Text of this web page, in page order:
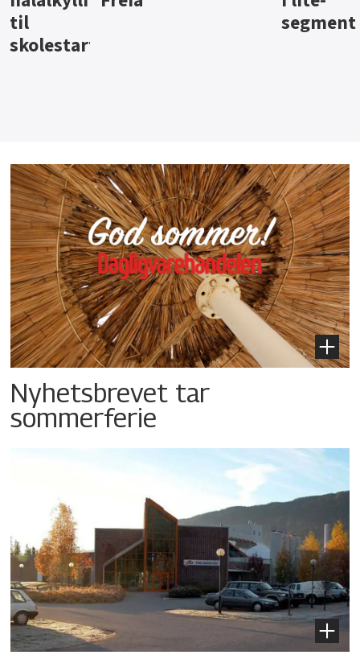
Nyhetsbrevet tar
sommerferie